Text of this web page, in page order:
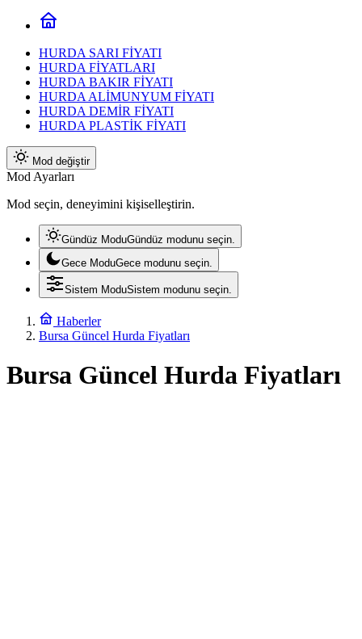
HURDA SARI FİYATI
HURDA FİYATLARI
HURDA BAKIR FİYATI
HURDA ALİMUNYUM FİYATI
HURDA DEMİR FİYATI
HURDA PLASTİK FİYATI
Mod değiştir
Mod Ayarları
Mod seçin, deneyimini kişiselleştirin.
Gündüz ModuGündüz modunu seçin.
Gece ModuGece modunu seçin.
Sistem ModuSistem modunu seçin.
Haberler
Bursa Güncel Hurda Fiyatları
Bursa Güncel Hurda Fiyatları